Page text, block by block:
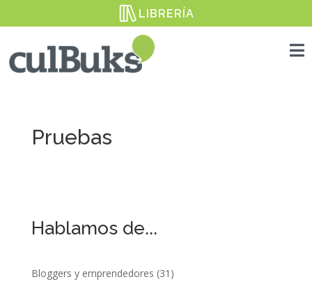
LIBRERÍA

Pruebas
Hablamos de...
Bloggers y emprendedores (31)